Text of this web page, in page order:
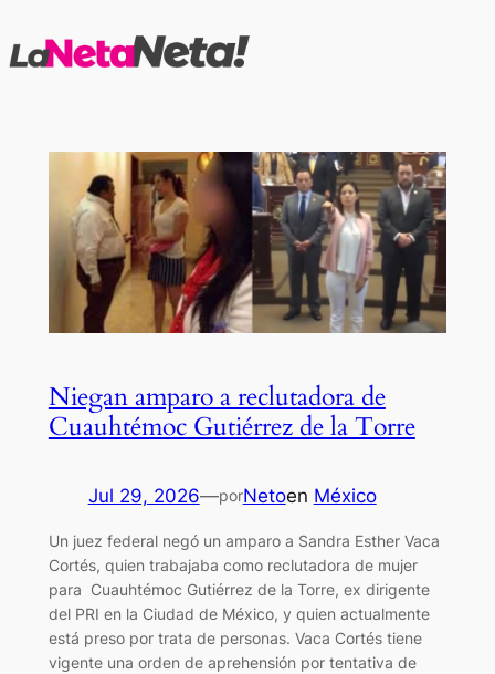
al
Niegan amparo a reclutadora de
Cuauhtémoc Gutiérrez de la Torre
Jul 29, 2026—porNetoen México
Un juez federal negó un amparo a Sandra Esther Vaca
Cortés, quien trabajaba como reclutadora de mujer
para Cuauhtémoc Gutiérrez de la Torre, ex dirigente
del PRI en la Ciudad de México, y quien actualmente
está preso por trata de personas. Vaca Cortés tiene
vigente una orden de aprehensión por tentativa de